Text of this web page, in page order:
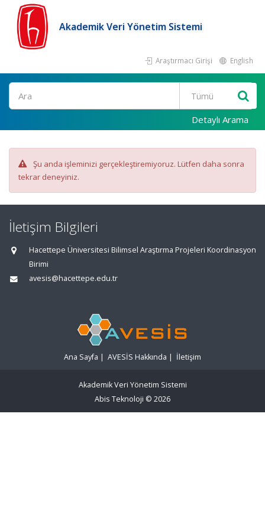
Akademik Veri Yönetim Sistemi
Araştırmacı Girişi English
Ara
Detaylı Arama
Şu anda işleminizi gerçekleştiremiyoruz. Lütfen daha sonra
tekrar deneyiniz.
İletişim Bilgileri
Hacettepe Üniversitesi Bilimsel Araştırma Projeleri Koordinasyon
Birimi
avesis@hacettepe.edu.tr
Ana Sayfa | AVESİS Hakkında | İletişim
Akademik Veri Yönetim Sistemi
Abis Teknoloji © 2026